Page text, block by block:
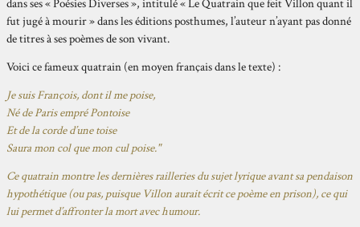
dans ses « Poésies Diverses », intitulé « Le Quatrain que feit Villon quant il
fut jugé à mourir » dans les éditions posthumes, l’auteur n’ayant pas donné
de titres à ses poèmes de son vivant.
Voici ce fameux quatrain (en moyen français dans le texte) :
Je suis François, dont il me poise,
Né de Paris empré Pontoise
Et de la corde d’une toise
Saura mon col que mon cul poise."
Ce quatrain montre les dernières railleries du sujet lyrique avant sa pendaison
hypothétique (ou pas, puisque Villon aurait écrit ce poème en prison), ce qui
lui permet d’affronter la mort avec humour.